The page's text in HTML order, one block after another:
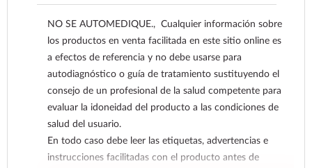
NO SE AUTOMEDIQUE., Cualquier información sobre
los productos en venta facilitada en este sitio online es
a efectos de referencia y no debe usarse para
autodiagnóstico o guía de tratamiento sustituyendo el
consejo de un profesional de la salud competente para
evaluar la idoneidad del producto a las condiciones de
salud del usuario.
En todo caso debe leer las etiquetas, advertencias e
instrucciones facilitadas con el producto antes de